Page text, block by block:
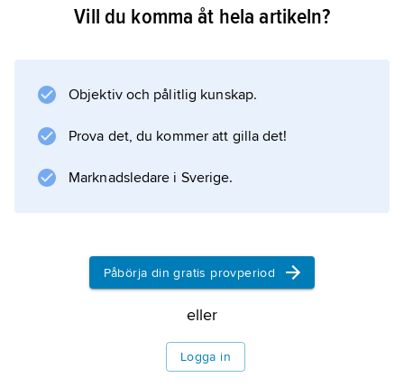
The Anatomy of Popular Rebellion in the
Information om artikeln
Vill du komma åt hela artikeln?
Objektiv och pålitlig kunskap.
Prova det, du kommer att gilla det!
Marknadsledare i Sverige.
Påbörja din gratis provperiod
eller
Logga in